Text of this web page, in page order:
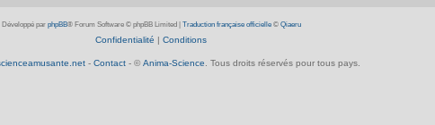
Développé par phpBB® Forum Software © phpBB Limited Traduction française officielle© Qiaeru
Confidentialité | Conditions
- Contact- © Anima-Science . Tous droits réservés pour tous pays.